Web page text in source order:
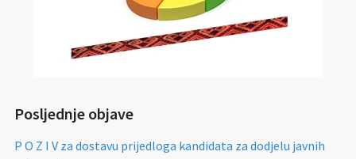
Posljednje objave
P O Z I V za dostavu prijedloga kandidata za dodjelu javnih